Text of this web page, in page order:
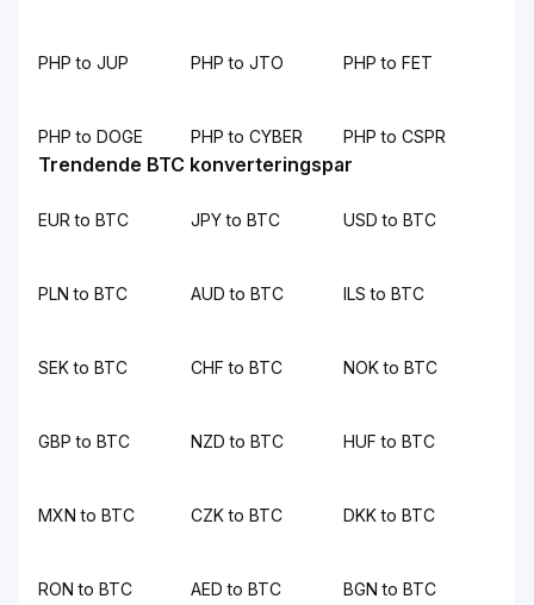
PHP to JUP PHP to JTO PHP to FET
PHP to DOGE PHP to CYBER PHP to CSPR
Trendende BTC konverteringspar
EUR to BTC JPY to BTC USD to BTC
PLN to BTC AUD to BTC ILS to BTC
SEK to BTC CHF to BTC NOK to BTC
GBP to BTC NZD to BTC HUF to BTC
MXN to BTC CZK to BTC DKK to BTC
RON to BTC AED to BTC BGN to BTC